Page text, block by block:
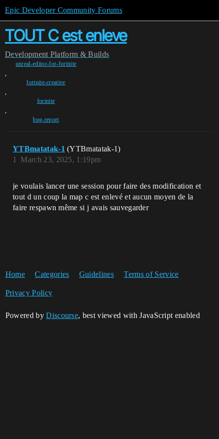
Epic Developer Community Forums
TOUT C est enleve
Development Platform & Builds
unreal-editor-for-fortnite
,
fortnite-creative
,
fortnite
,
bug-report
YTBmatatak-1 (YTBmatatak-1)
March 23, 2025, 1:19pm
1
je voulais lancer une session pour faire des modification et
tout d un coup la map c est enlevé et aucun moyen de la
faire respawn même si j avais sauvegarder
Home Categories Guidelines Terms of Service
Privacy Policy
Powered byDiscourse, best viewed with JavaScript enabled